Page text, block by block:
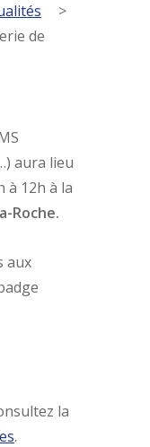
>
de
aura lieu
à 12h à la
Roche.
aux
la
.